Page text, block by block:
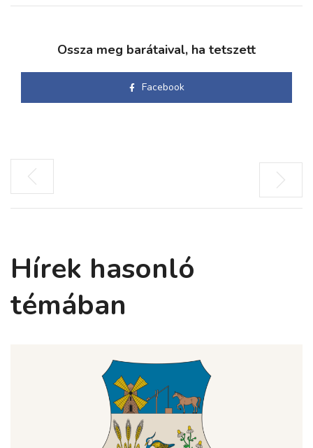
Ossza meg barátaival, ha tetszett
Facebook
Hírek hasonló
témában